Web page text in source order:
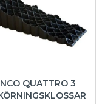
QUATTRO 3